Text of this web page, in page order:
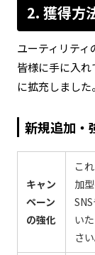
2. 獲得方
ユーティリティ
皆様に手に入
に拡充しました。
新規追加・
キャン
ペーン
の強化
こ
加
い
さい